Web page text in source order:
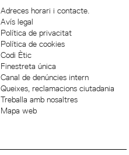
Adreces horari i contacte.
Avís legal
Política de privacitat
Política de cookies
Codi Ètic
Finestreta única
Canal de denúncies intern
Queixes, reclamacions ciutadania
Treballa amb nosaltres
Mapa web